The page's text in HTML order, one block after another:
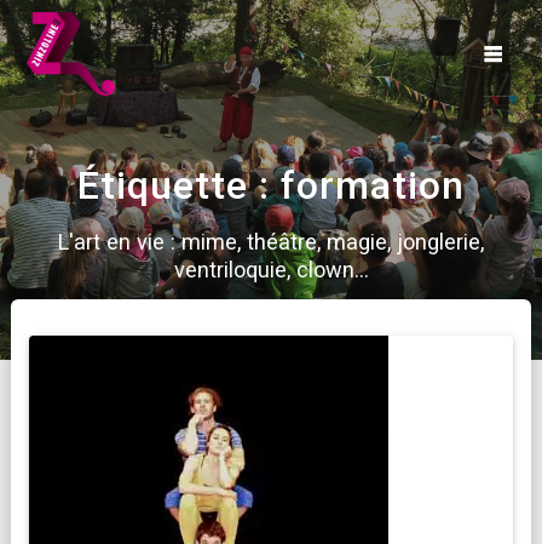
Skip
to
content
Étiquette :formation
L'art en vie : mime, théâtre, magie, jonglerie,
ventriloquie, clown...